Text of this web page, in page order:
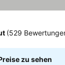
(529
zu sehen